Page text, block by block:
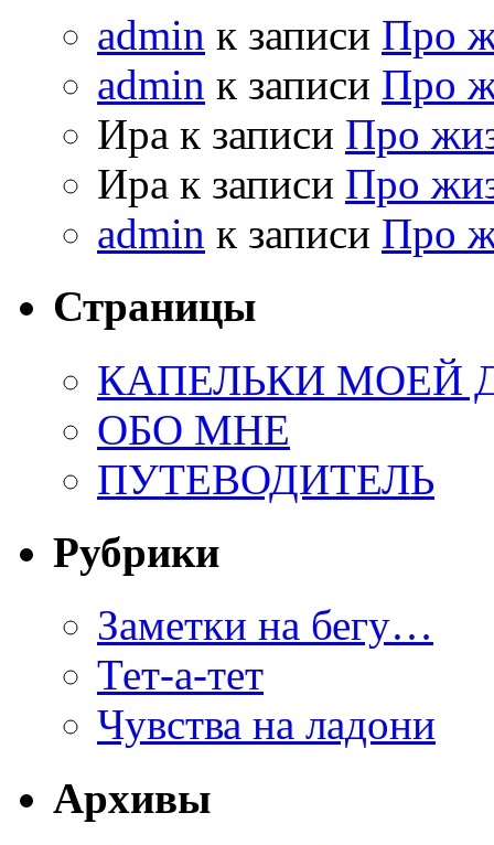
admin к записи Про
admin к записи Про
Ира к записи Про
Ира к записи Про
admin к записи Про
Страницы
КАПЕЛЬКИ МОЕЙ
ОБО МНЕ
ПУТЕВОДИТЕЛЬ
Рубрики
Заметки на бегу…
Тет-а-тет
Чувства на ладони
Архивы